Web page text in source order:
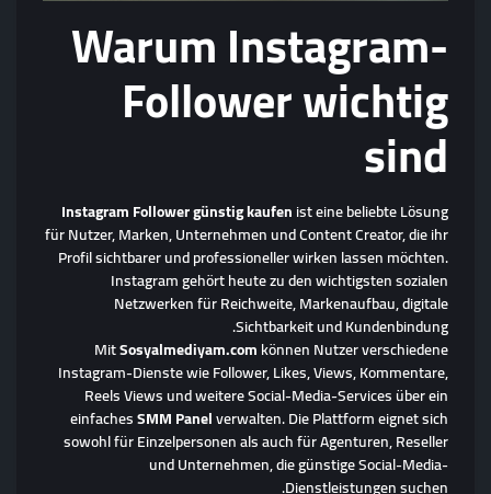
Warum Instagram-
Follower wichtig
sind
Instagram Follower günstig kaufenist eine beliebte Lösung
für Nutzer, Marken, Unternehmen und Content Creator, die ihr
Profil sichtbarer und professioneller wirken lassen möchten.
Instagram gehört heute zu den wichtigsten sozialen
Netzwerken für Reichweite, Markenaufbau, digitale
Sichtbarkeit und Kundenbindung.
MitSosyalmediyam.comkönnen Nutzer verschiedene
Instagram-Dienste wie Follower, Likes, Views, Kommentare,
Reels Views und weitere Social-Media-Services über ein
einfachesSMM Panelverwalten. Die Plattform eignet sich
sowohl für Einzelpersonen als auch für Agenturen, Reseller
und Unternehmen, die günstige Social-Media-
Dienstleistungen suchen.